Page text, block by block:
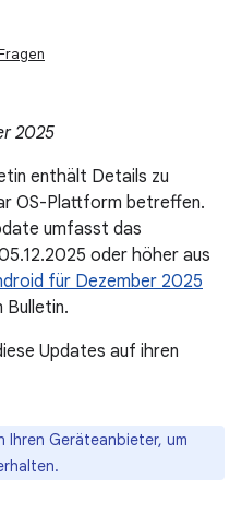
2025
enthält Details zu
OS-Plattform betreffen.
umfasst das
oder höher aus
für Dezember 2025
Bulletin.
Updates auf ihren
Ihren Geräteanbieter, um